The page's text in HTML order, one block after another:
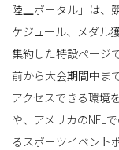
陸上ポータル」は、
ケジュール、メダル
集約した特設ページ
前から大会期間中ま
アクセスできる環境
や、アメリカのNFL
るスポーツイベント